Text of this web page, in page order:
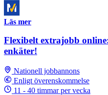
Läs mer
Flexibelt extrajobb
enkäter!
Nationell jobbannons
Enligt överenskommelse
11 - 40 timmar per vecka